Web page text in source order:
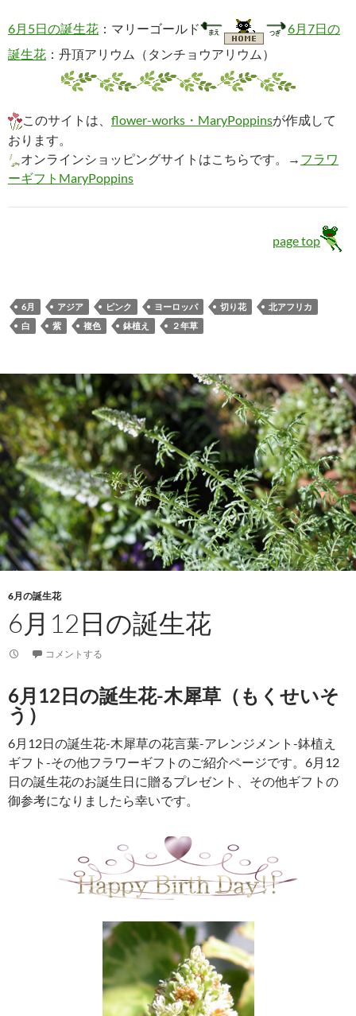
6月5日の誕生花 ：マリーゴールド
6月7日の
誕生花 ：丹頂アリウム（タンチョウアリウム）
このサイトは、 flower-works・MaryPoppinsが作成して
おります。
オンラインショッピングサイトはこちらです。→ フラワ
ーギフトMaryPoppins
page top
6月 アジア ピンク ヨーロッパ 切り花
北アフリカ
白
紫 複色 鉢植え ２年草
6月の誕生花
6月12日の誕生花
コメントする
6月12日の誕生花-木犀草（もくせいそ
う）
6月12日の誕生花-木犀草の花言葉-アレンジメント-鉢植え
ギフト-その他フラワーギフトのご紹介ページです。6月12
日の誕生花のお誕生日に贈るプレゼント、その他ギフトの
御参考になりましたら幸いです。